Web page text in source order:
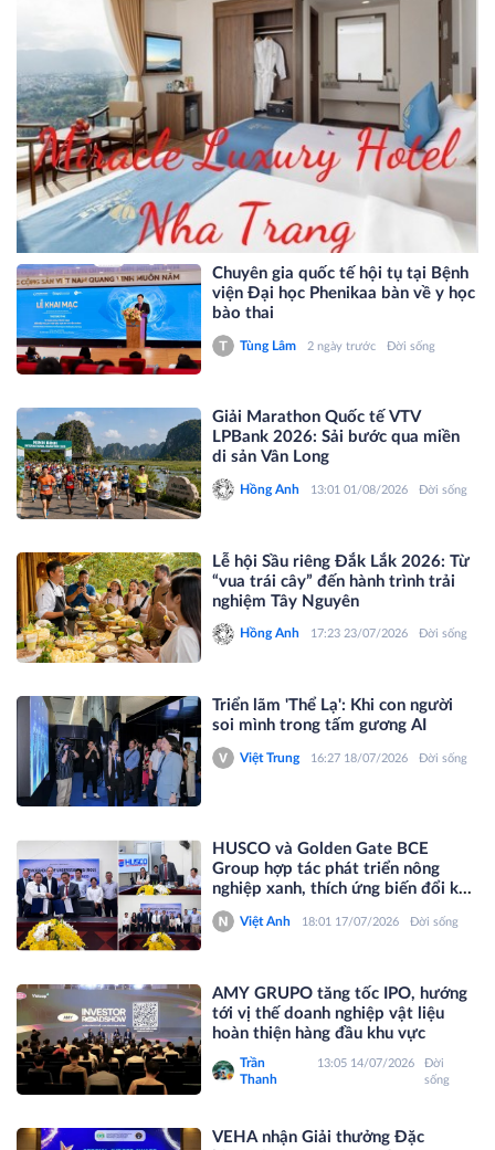
Chuyên gia quốc tế hội tụ tại Bệnh
viện Đại học Phenikaa bàn về y học
bào thai
Tùng Lâm 2 ngày trước Đời sống
Giải Marathon Quốc tế VTV
LPBank 2026: Sải bước qua miền
di sản Vân Long
Hồng Anh 13:01 01/08/2026 Đời sống
Lễ hội Sầu riêng Đắk Lắk 2026: Từ
“vua trái cây” đến hành trình trải
nghiệm Tây Nguyên
Hồng Anh 17:23 23/07/2026 Đời sống
Triển lãm 'Thể Lạ': Khi con người
soi mình trong tấm gương AI
Việt Trung 16:27 18/07/2026 Đời sống
HUSCO và Golden Gate BCE
Group hợp tác phát triển nông
nghiệp xanh, thích ứng biến đổi khí
hậu
Việt Anh 18:01 17/07/2026 Đời sống
AMY GRUPO tăng tốc IPO, hướng
tới vị thế doanh nghiệp vật liệu
hoàn thiện hàng đầu khu vực
Trần
Thanh
13:05 14/07/2026
Đời
sống
VEHA nhận Giải thưởng Đặc